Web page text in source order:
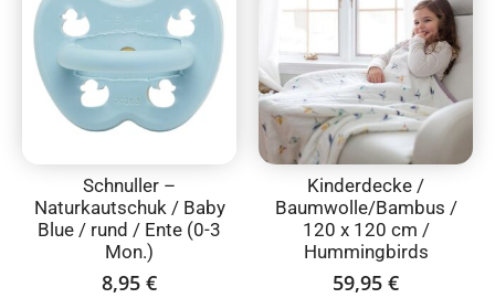
Schnuller –
Naturkautschuk / Baby
Blue / rund / Ente (0-3
Mon.)
8,95 €
Kinderdecke /
Baumwolle/Bambus /
120 x 120 cm /
Hummingbirds
59,95 €